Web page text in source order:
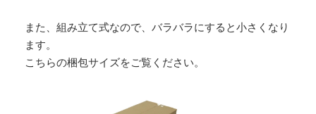
また、組み立て式なので、バラバラにすると小さくなり
ます。
こちらの梱包サイズをご覧ください。